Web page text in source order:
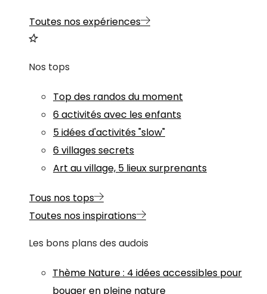
Toutes nos expériences
Nos tops
Top des randos du moment
6 activités avec les enfants
5 idées d'activités "slow"
6 villages secrets
Art au village, 5 lieux surprenants
Tous nos tops
Toutes nos inspirations
Les bons plans des audois
Thème Nature: 4 idées accessibles pour
bouger en pleine nature